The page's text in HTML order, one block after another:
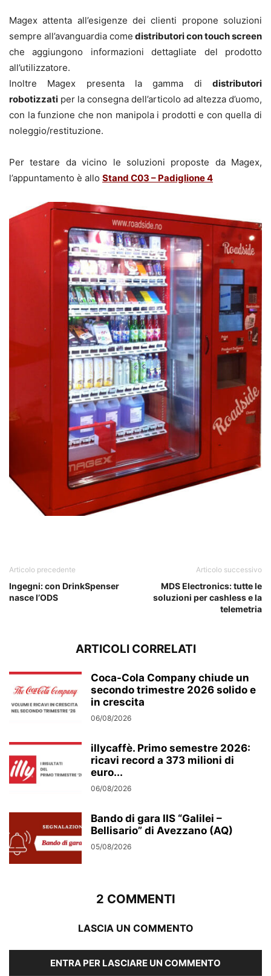
Magex attenta all’esigenze dei clienti propone soluzioni
sempre all’avanguardia come distributori con touch screen
che aggiungono informazioni dettagliate del prodotto
all’utilizzatore.
Inoltre Magex presenta la gamma di distributori
robotizzati per la consegna dell’articolo ad altezza d’uomo,
con la funzione che non manipola i prodotti e con quella di
noleggio/restituzione.
Per testare da vicino le soluzioni proposte da Magex,
l’appuntamento è allo Stand C03 – Padiglione 4
Articolo precedente
Ingegni: con DrinkSpenser
nasce l’ODS
Articolo successivo
MDS Electronics: tutte le
soluzioni per cashless e la
telemetria
ARTICOLI CORRELATI
Coca-Cola Company chiude un
secondo trimestre 2026 solido e
in crescita
06/08/2026
illycaffè. Primo semestre 2026:
ricavi record a 373 milioni di
euro...
06/08/2026
Bando di gara IIS “Galilei –
Bellisario” di Avezzano (AQ)
05/08/2026
2 COMMENTI
LASCIA UN COMMENTO
ENTRA PER LASCIARE UN COMMENTO